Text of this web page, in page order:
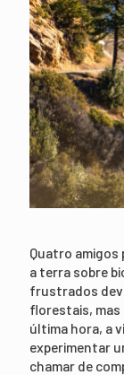
Quatro amigos
a terra sobre
frustrados
florestais, mas
última hora, a
experimentar
chamar de